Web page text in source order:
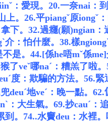
：愛現。 20.一奈nai：到
上。 26.平piangˇ原iongˇ
下。 32.過癮(願)ngian：
介：怕什麼。 38.樣ngiong
是。 44.[係he唔mˇ係
了veˇ哪naˊ：糟羔了啦。
度：欺騙的方法。 56.緊
deuˊ地veˊ：晚一點。
：大生氣。 69.抄cauˊ：追
。 74..水竇deu：水裡